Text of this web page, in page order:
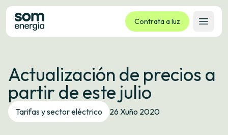
Contrata a luz
Abrir
Tarifas
Servizos
Empresas
La cooperativa
Actualización de precios a
partir de este julio
Tarifas y sector eléctrico 26 Xuño 2020